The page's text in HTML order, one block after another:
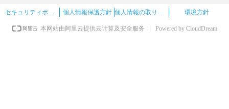
セキュリティポリシー 個人情報保護方針 個人情報の取り扱い 環境方針
本网站由阿里云提供云计算及安全服务 Powered by CloudDream